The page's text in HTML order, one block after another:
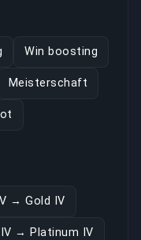
Win boosting
Meisterschaft
→ Gold IV
→ Platinum IV